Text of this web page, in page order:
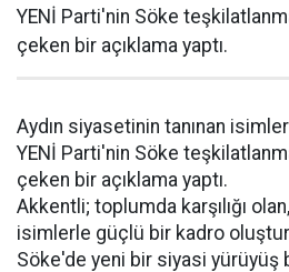
YENİ Parti'nin Söke
çeken bir açıklama yaptı.
Aydın siyasetinin tanınan
YENİ Parti'nin Söke
çeken bir açıklama yaptı.
Akkentli; toplumda karşılığı
isimlerle güçlü bir kadro
Söke'de yeni bir siyasi yürüyüş